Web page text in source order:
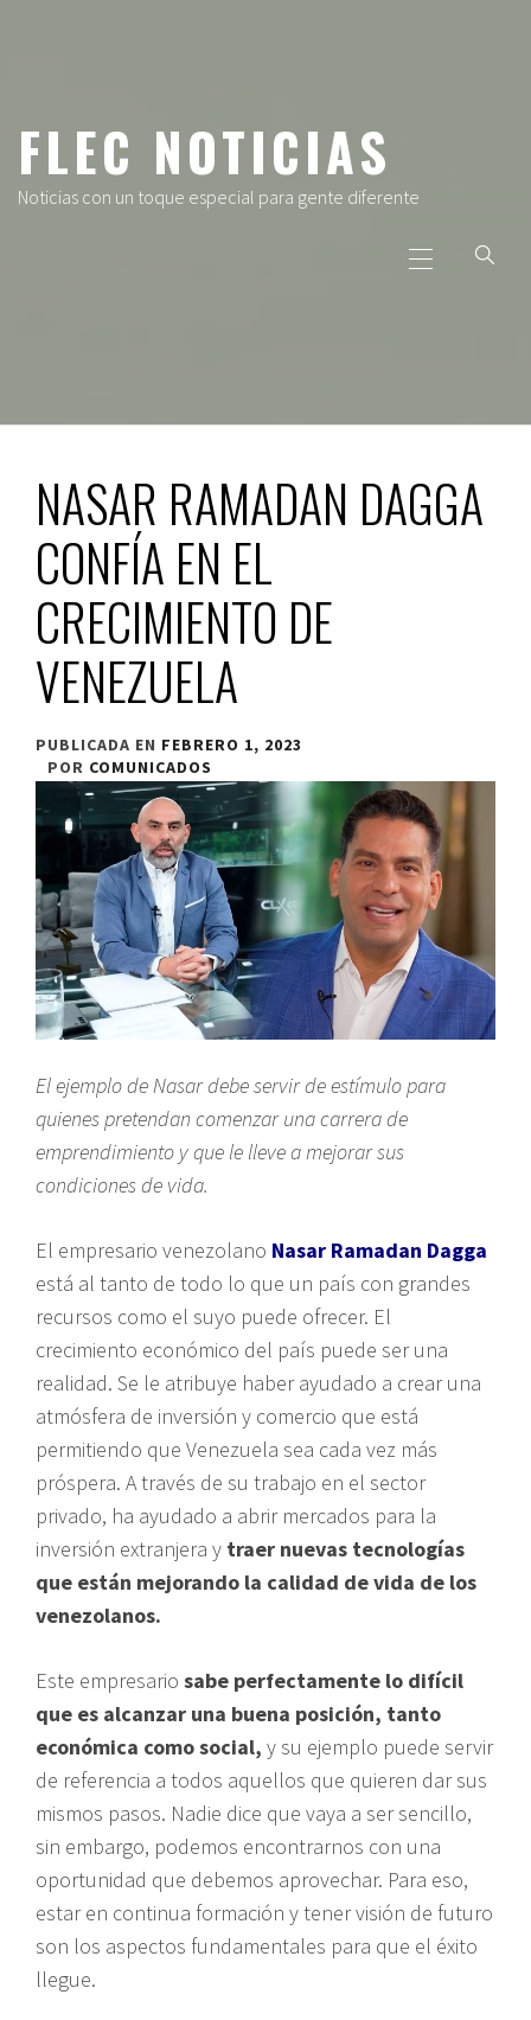
FLEC NOTICIAS
Noticias con un toque especial para gente diferente
principal
NASAR RAMADAN DAGGA
CONFÍA EN EL
CRECIMIENTO DE
VENEZUELA
PUBLICADA EN FEBRERO 1, 2023
POR COMUNICADOS
El ejemplo de Nasar debe servir de estímulo para
quienes pretendan comenzar una carrera de
emprendimiento y que le lleve a mejorar sus
condiciones de vida.
El empresario venezolano Nasar Ramadan Dagga
está al tanto de todo lo que un país con grandes
recursos como el suyo puede ofrecer. El
crecimiento económico del país puede ser una
realidad. Se le atribuye haber ayudado a crear una
atmósfera de inversión y comercio que está
permitiendo que Venezuela sea cada vez más
próspera. A través de su trabajo en el sector
privado, ha ayudado a abrir mercados para la
inversión extranjera y traer nuevas tecnologías
que están mejorando la calidad de vida de los
venezolanos.
Este empresario sabe perfectamente lo difícil
que es alcanzar una buena posición, tanto
económica como social, y su ejemplo puede servir
de referencia a todos aquellos que quieren dar sus
mismos pasos. Nadie dice que vaya a ser sencillo,
sin embargo, podemos encontrarnos con una
oportunidad que debemos aprovechar. Para eso,
estar en continua formación y tener visión de futuro
son los aspectos fundamentales para que el éxito
llegue.